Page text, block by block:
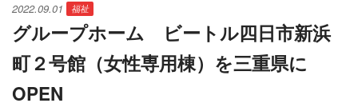
2022.09.01 福祉
グループホーム ビートル四日市新浜
町２号館（女性専用棟）を三重県に
OPEN